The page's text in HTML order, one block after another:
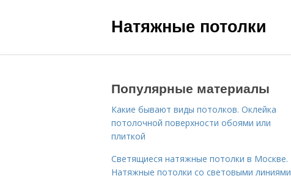
Натяжные потолки
Популярные материалы
Какие бывают виды потолков. Оклейка
потолочной поверхности обоями или
плиткой
Светящиеся натяжные потолки в Москве.
Натяжные потолки со световыми линиями